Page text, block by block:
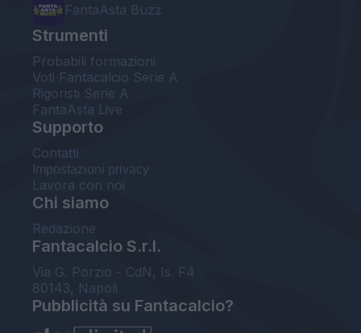
FantaAsta Buzz
Strumenti
Probabili formazioni
Voti Fantacalcio Serie A
Rigoristi Serie A
FantaAsta Live
Supporto
Contatti
Impostazioni privacy
Lavora con noi
Chi siamo
Redazione
Fantacalcio S.r.l.
Via G. Porzio - CdN, Is. F4
80143, Napoli
Pubblicità su Fantacalcio?